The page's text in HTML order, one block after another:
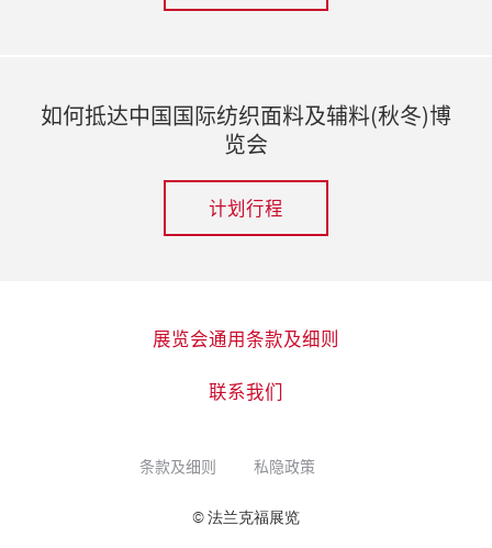
如何抵达中国国际纺织面料及辅料(秋冬)博
览会
计划行程
展览会通用条款及细则
联系我们
条款及细则 私隐政策
© 法兰克福展览